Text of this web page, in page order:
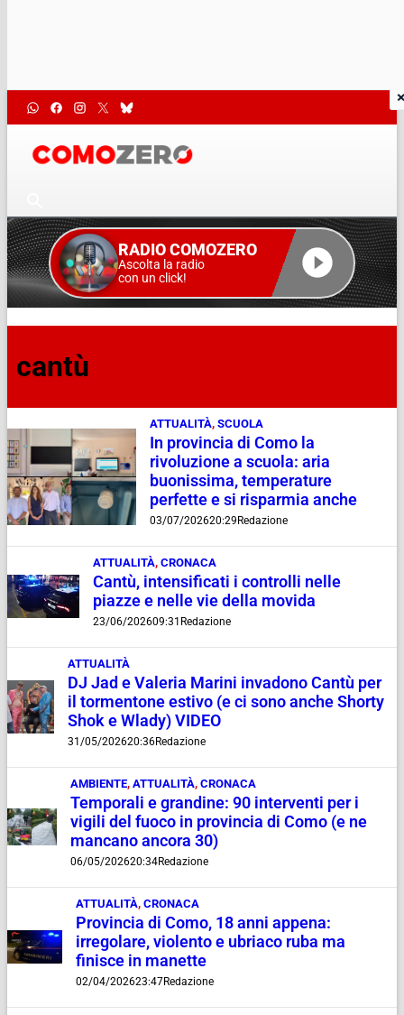
RADIO COMOZERO
Ascolta la radio
con un click!
cantù
ATTUALITÀ, SCUOLA
In provincia di Como la
rivoluzione a scuola: aria
buonissima, temperature
perfette e si risparmia anche
03/07/202620:29Redazione
ATTUALITÀ,CRONACA
Cantù, intensificati i controlli nelle
piazze e nelle vie della movida
23/06/202609:31 Redazione
ATTUALITÀ
DJ Jad e Valeria Marini invadono Cantù per
il tormentone estivo (e ci sono anche Shorty
Shok e Wlady) VIDEO
31/05/202620:36Redazione
AMBIENTE,ATTUALITÀ,CRONACA
Temporali e grandine: 90 interventi per i
vigili del fuoco in provincia di Como (e ne
mancano ancora 30)
06/05/202620:34Redazione
ATTUALITÀ, CRONACA
Provincia di Como, 18 anni appena:
irregolare, violento e ubriaco ruba ma
finisce in manette
02/04/202623:47Redazione